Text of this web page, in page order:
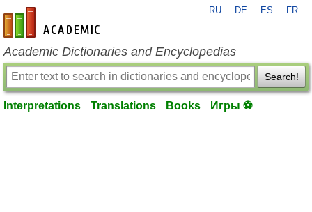
en-academic.com
RU DE ES FR
Academic Dictionaries and Encyclopedias
Search!
Interpretations Translations Books Игры ⚽